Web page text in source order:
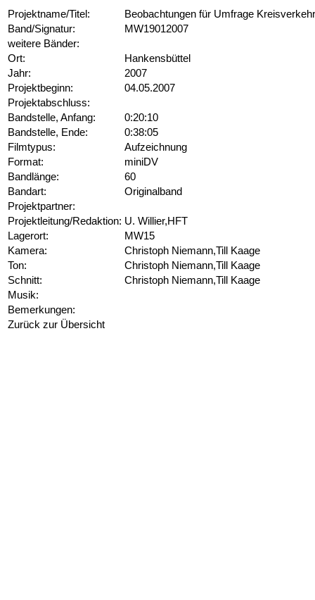
Projektname/Titel:
Beobachtungen für Umfrage Kreisverkehr
Band/Signatur:
MW19012007
weitere Bänder:
Ort:
Hankensbüttel
Jahr:
2007
Projektbeginn:
04.05.2007
Projektabschluss:
Bandstelle, Anfang:
0:20:10
Bandstelle, Ende:
0:38:05
Filmtypus:
Aufzeichnung
Format:
miniDV
Bandlänge:
60
Bandart:
Originalband
Projektpartner:
Projektleitung/Redaktion: U. Willier,HFT
Lagerort:
MW15
Kamera:
Christoph Niemann,Till Kaage
Ton:
Christoph Niemann,Till Kaage
Schnitt:
Christoph Niemann,Till Kaage
Musik:
Bemerkungen:
Zurück zur Übersicht